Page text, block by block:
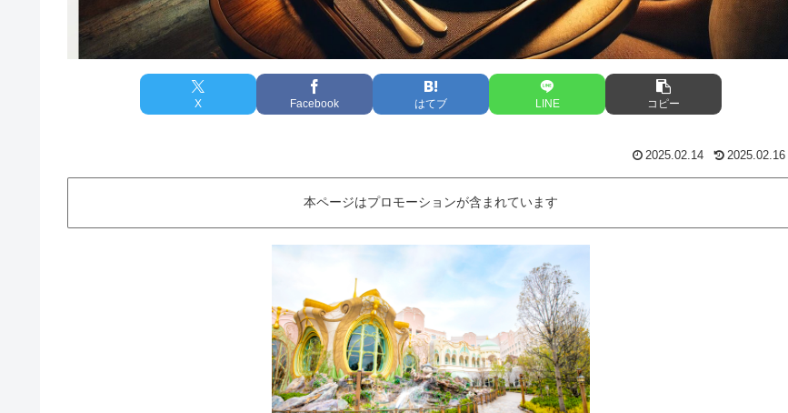
X Facebook はてブ LINE コピー
2025.02.14 2025.02.16
本ページはプロモーションが含まれています